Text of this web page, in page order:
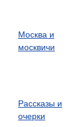
Москва и
москвичи
Рассказы и
очерки